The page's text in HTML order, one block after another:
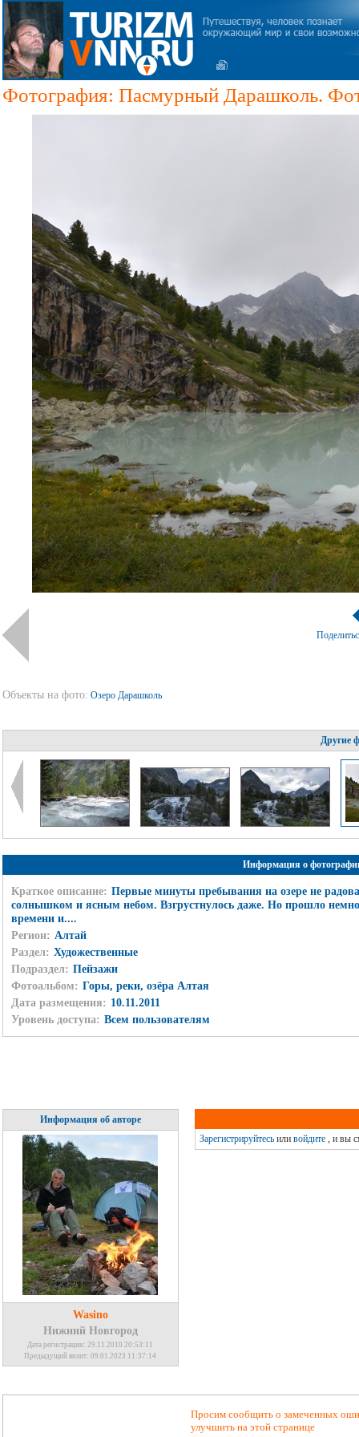
Фотография: Пасмурный Дарашколь.
Объекты на фото: Озеро Дарашколь
Другие
Информация о
Краткое описание: Первые минуты пребывания на озере не
солнышком и ясным небом. Взгрустнулось даже. Но прошло
времени и....
Регион: Алтай
Раздел: Художественные
Подраздел: Пейзажи
Фотоальбом: Горы, реки, озёра Алтая
Дата размещения: 10.11.2011
Уровень доступа: Всем пользователям
Информация об авторе
Wasino
Нижний Новгород
Дата регистрации: 29.11.2010 20:53:11
Предыдущий визит: 09.01.2023 11:37:14
Зарегистрируйтесьили войдите, и вы
Просим сообщить о замеченных
улучшить на этой странице